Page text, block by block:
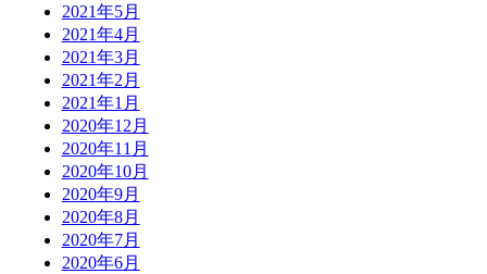
2021年5月
2021年4月
2021年3月
2021年2月
2021年1月
2020年12月
2020年11月
2020年10月
2020年9月
2020年8月
2020年7月
2020年6月